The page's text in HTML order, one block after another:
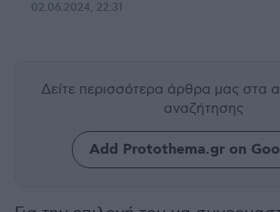
02.06.2024, 22:31
Δείτε περισσότερα άρθρα μας στα
αναζήτησης
Add Protothema.gr on